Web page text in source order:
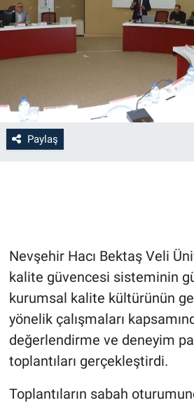
Paylaş
Nevşehir Hacı Bektaş Veli
kalite güvencesi sisteminin
kurumsal kalite kültürünün
yönelik çalışmaları
değerlendirme ve deneyim
toplantıları gerçekleştirdi.
Toplantıların sabah
Medya
Teknoloji
Röportaj
Kırşehir
Yerel
Genel
Asayiş